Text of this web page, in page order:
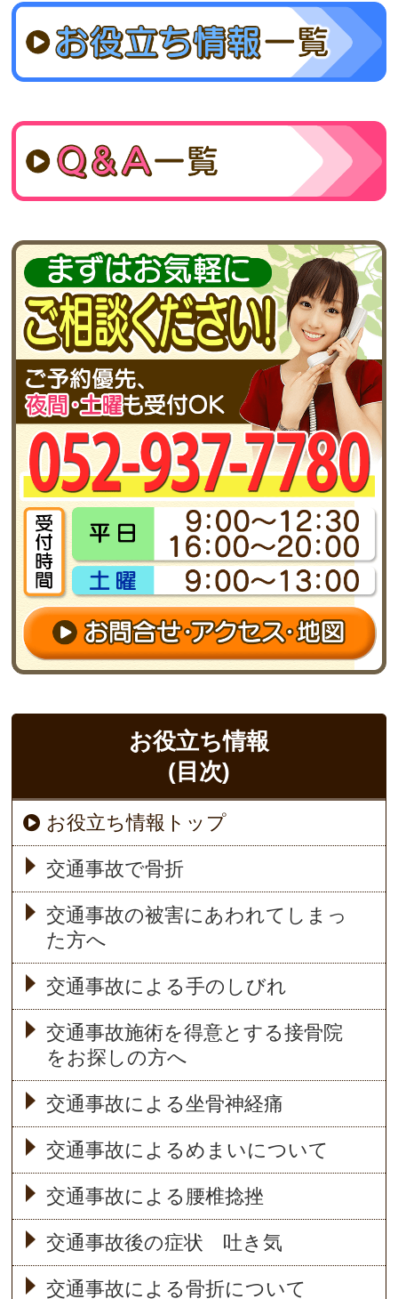
お役立ち情報
(目次)
お役立ち情報トップ
交通事故で骨折
交通事故の被害にあわれてしまっ
た方へ
交通事故による手のしびれ
交通事故施術を得意とする接骨院
をお探しの方へ
交通事故による坐骨神経痛
交通事故によるめまいについて
交通事故による腰椎捻挫
交通事故後の症状 吐き気
交通事故による骨折について